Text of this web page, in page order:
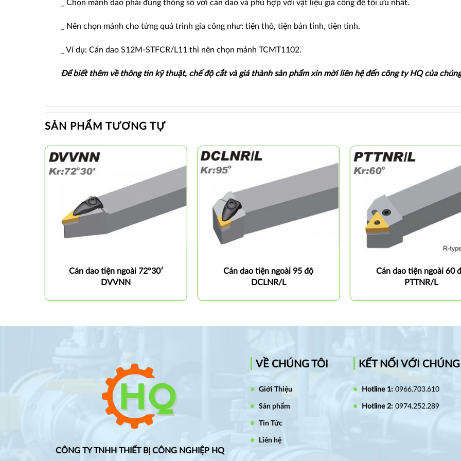
_ Chọn mảnh dao phải đúng thông số với cán dao và phù hợp với vật liệu gia công để tối ưu nhất.
_ Nên chọn mảnh cho từng quá trình gia công như: tiện thô, tiện bán tinh, tiện tinh.
_ Ví dụ: Cán dao S12M-STFCR/L11 thì nên chọn mảnh TCMT1102.
Để biết thêm về thông tin kỹ thuật, chế độ cắt và giá thành sản phẩm xin mời liên hệ đến công ty HQ của
SẢN PHẨM TƯƠNG TỰ
Cán dao tiện ngoài 72°30′
DVVNN
Cán dao tiện ngoài 95 độ
DCLNR/L
Cán dao tiện ngoài 60
PTTNR/L
CÔNG TY TNHH THIẾT BỊ CÔNG NGHIỆP HQ
VỀ CHÚNG TÔI
Giới Thiệu
Sản phẩm
Tin Tức
Liên hệ
KẾT NỐI VỚI
Hotline 1: 0966.703.610
Hotline 2: 0974.252.289